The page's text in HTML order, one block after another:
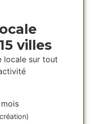
villes
locale sur tout